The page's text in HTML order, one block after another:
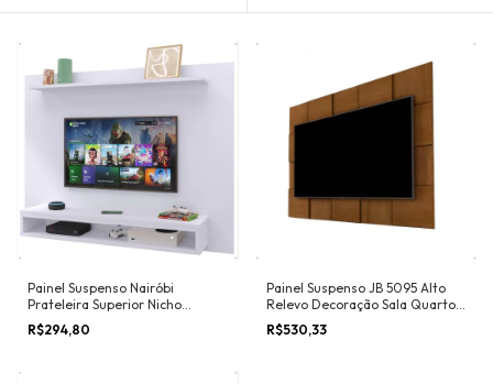
Painel Suspenso Nairóbi
Prateleira Superior Nicho
Eletrônico Tv 32 40 42 47 48
Polegadas Sala Estar Quarto
R$294,80
Painel Suspenso JB 5095 Alto
Relevo Decoração Sala Quarto
Tv 32 39 40 Polegadas
R$530,33